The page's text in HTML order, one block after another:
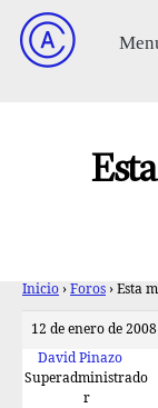
Inicio › Foros › Esta
12 de enero de
David Pinazo
Superadministrado
r